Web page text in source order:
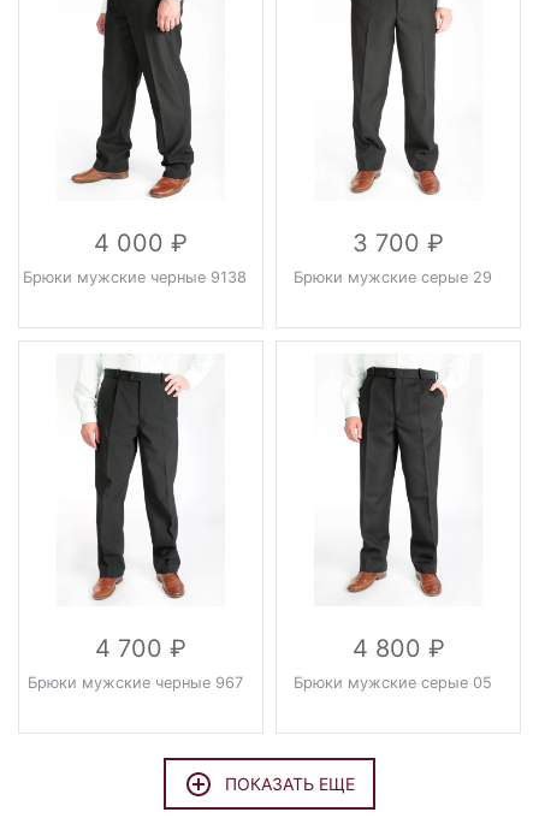
4 000
Брюки мужские черные 9138
3 700
Брюки мужские серые 29
4 700
Брюки мужские черные 967
4 800
Брюки мужские серые 05
ПОКАЗАТЬ ЕЩЕ